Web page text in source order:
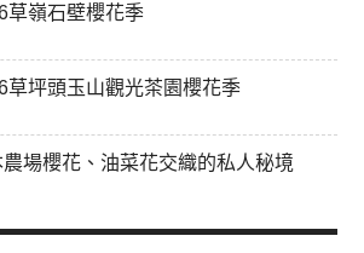
草嶺石壁櫻花季
草坪頭玉山觀光茶園櫻花季
場櫻花、油菜花交織的私人秘境